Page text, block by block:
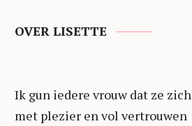
OVER LISETTE
Ik gun iedere vrouw dat ze zich
met plezier en vol vertrouwen